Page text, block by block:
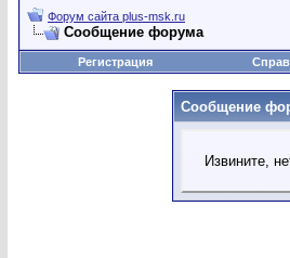
Форум сайта plus-msk.ru
Сообщение форума
Регистрация
Сообщение
Извините,